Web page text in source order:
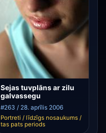
Sejas tuvplāns ar zilu
galvassegu
#263 / 28. aprīlis 2006
Portreti / līdzīgs nosaukums /
tas pats periods